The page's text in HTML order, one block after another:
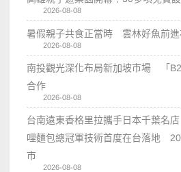
2026-08-08
暑假親子共食正當時 雲林好魚前進
2026-08-08
南投觀光深化布局新加坡市場 「
合作
2026-08-08
台南遠東香格里拉攜手日本千葉名
哩麵包總冠軍技術首度在台落地
市
2026-08-08